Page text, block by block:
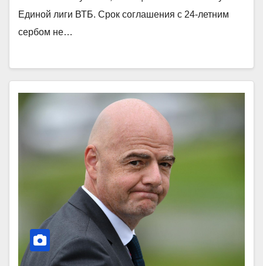
Единой лиги ВТБ. Срок соглашения с 24-летним
сербом не…